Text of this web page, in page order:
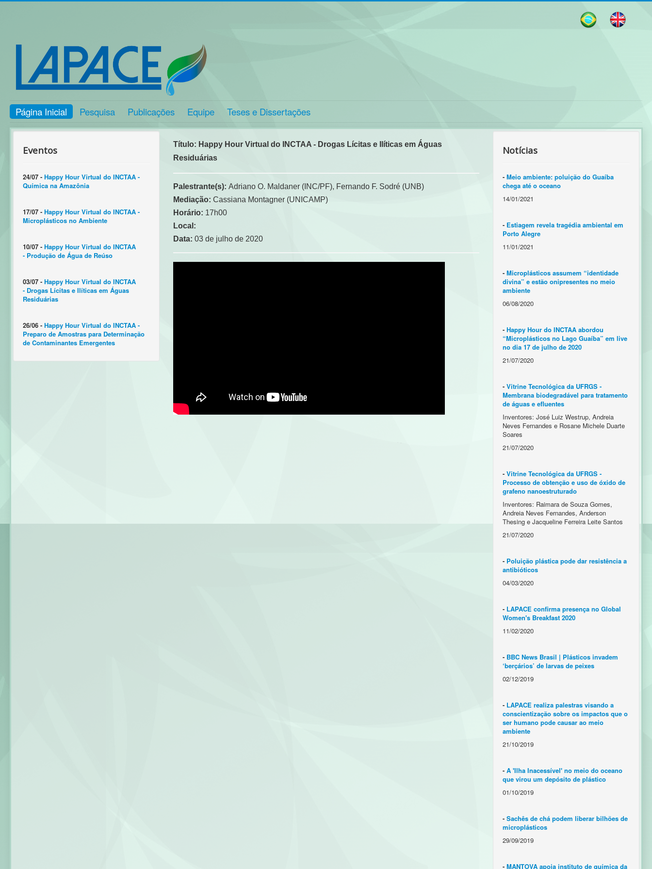
Página Inicial Pesquisa Publicações Equipe Teses e Dissertações
Eventos
24/07 - Happy Hour Virtual do INCTAA -
Química na Amazônia
17/07 - Happy Hour Virtual do INCTAA -
Microplásticos no Ambiente
10/07 - Happy Hour Virtual do INCTAA
- Produção de Água de Reúso
03/07 - Happy Hour Virtual do INCTAA
- Drogas Lícitas e Ilíticas em Águas
Residuárias
26/06 - Happy Hour Virtual do INCTAA -
Preparo de Amostras para Determinação
de Contaminantes Emergentes
Título: Happy Hour Virtual do INCTAA - Drogas Lícitas e Ilíticas em Águas
Residuárias
Palestrante(s): Adriano O. Maldaner (INC/PF), Fernando F. Sodré (UNB)
Mediação: Cassiana Montagner (UNICAMP)
Horário: 17h00
Local:
Data: 03 de julho de 2020
Notícias
- Meio ambiente: poluição do Guaíba
chega até o oceano
14/01/2021
- Estiagem revela tragédia ambiental em
Porto Alegre
11/01/2021
- Microplásticos assumem “identidade
divina” e estão onipresentes no meio
ambiente
06/08/2020
- Happy Hour do INCTAA abordou
“Microplásticos no Lago Guaíba” em live
no dia 17 de julho de 2020
21/07/2020
- Vitrine Tecnológica da UFRGS -
Membrana biodegradável para tratamento
de águas e efluentes
Inventores: José Luiz Westrup, Andreia
Neves Fernandes e Rosane Michele Duarte
Soares
21/07/2020
- Vitrine Tecnológica da UFRGS -
Processo de obtenção e uso de óxido de
grafeno nanoestruturado
Inventores: Raimara de Souza Gomes,
Andreia Neves Fernandes, Anderson
Thesing e Jacqueline Ferreira Leite Santos
21/07/2020
- Poluição plástica pode dar resistência a
antibióticos
04/03/2020
- LAPACE confirma presença no Global
Women's Breakfast 2020
11/02/2020
- BBC News Brasil | Plásticos invadem
‘berçários’ de larvas de peixes
02/12/2019
- LAPACE realiza palestras visando a
conscientização sobre os impactos que o
ser humano pode causar ao meio
ambiente
21/10/2019
- A 'Ilha Inacessível' no meio do oceano
que virou um depósito de plástico
01/10/2019
- Sachês de chá podem liberar bilhões de
microplásticos
29/09/2019
- MANTOVA apoia instituto de química da